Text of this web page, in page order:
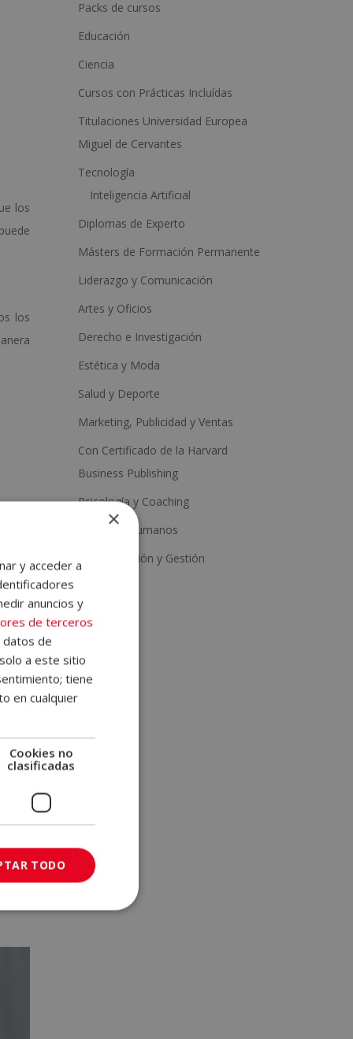
los
los
de
a
v
e
:
Packs de cursos
Educación
Ciencia
Cursos con Prácticas Incluídas
Titulaciones Universidad Europea
Miguel de Cervantes
Tecnología
Inteligencia Artificial
Diplomas de Experto
Másters de Formación Permanente
Liderazgo y Comunicación
Artes y Oficios
Derecho e Investigación
Estética y Moda
Salud y Deporte
Marketing, Publicidad y Ventas
Con Certificado de la Harvard
Business Publishing
Psicología y Coaching
Recursos Humanos
Administración y Gestión
×
y acceder a
anuncios y
de terceros
datos de
a este sitio
tiene
en cualquier
Cookies no
clasificadas
TODO